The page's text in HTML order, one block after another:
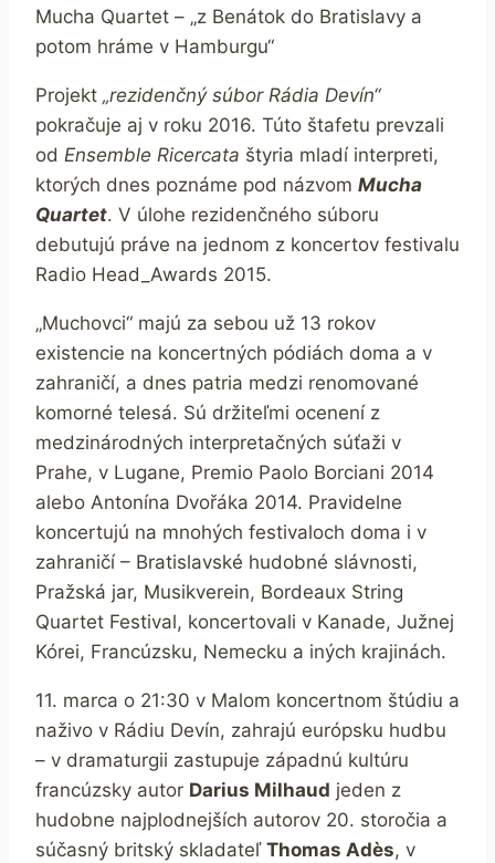
Mucha Quartet – „z Benátok do Bratislavy a
potom hráme v Hamburgu“
Projekt „rezidenčný súbor Rádia Devín“
pokračuje aj v roku 2016. Túto štafetu prevzali
od Ensemble Ricercata štyria mladí interpreti,
ktorých dnes poznáme pod názvom Mucha
Quartet. V úlohe rezidenčného súboru
debutujú práve na jednom z koncertov festivalu
Radio Head_Awards 2015.
„Muchovci“ majú za sebou už 13 rokov
existencie na koncertných pódiách doma a v
zahraničí, a dnes patria medzi renomované
komorné telesá. Sú držiteľmi ocenení z
medzinárodných interpretačných súťaži v
Prahe, v Lugane, Premio Paolo Borciani 2014
alebo Antonína Dvořáka 2014. Pravidelne
koncertujú na mnohých festivaloch doma i v
zahraničí – Bratislavské hudobné slávnosti,
Pražská jar, Musikverein, Bordeaux String
Quartet Festival, koncertovali v Kanade, Južnej
Kórei, Francúzsku, Nemecku a iných krajinách.
11. marca o 21:30 v Malom koncertnom štúdiu a
naživo v Rádiu Devín, zahrajú európsku hudbu
– v dramaturgii zastupuje západnú kultúru
francúzsky autor Darius Milhaud jeden z
hudobne najplodnejších autorov 20. storočia a
súčasný britský skladateľ Thomas Adès, v